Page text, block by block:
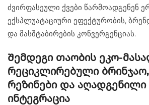
ძვირფასეული ქვები
ექსპლუატაციური ეფექტურობის,
და მასშტაბირების კონვერგენციას.
Შემდეგი თაობის ეკო-
რეციკლირებული
რეზინები და
ინტეგრაცია